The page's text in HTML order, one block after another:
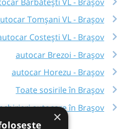
Tomșani VL - Brașov
Costești VL - Brașov
autocar Brezoi - Brașov
autocar Horezu - Brașov
Toate sosirile în Brașov
autocare în Brașov
×